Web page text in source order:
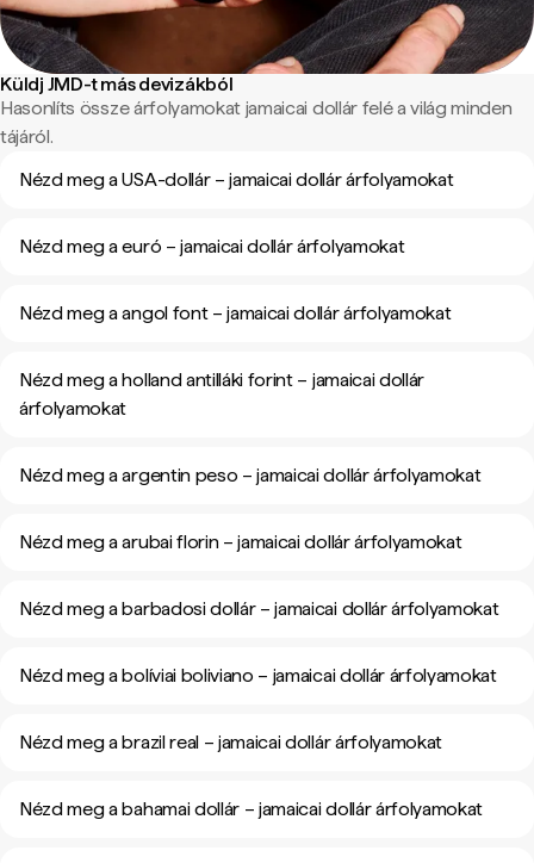
Küldj JMD-t más devizákból
Hasonlíts össze árfolyamokat jamaicai dollár felé a világ minden
tájáról.
Nézd meg a USA-dollár – jamaicai dollár árfolyamokat
Nézd meg a euró – jamaicai dollár árfolyamokat
Nézd meg a angol font – jamaicai dollár árfolyamokat
Nézd meg a holland antilláki forint – jamaicai dollár
árfolyamokat
Nézd meg a argentin peso – jamaicai dollár árfolyamokat
Nézd meg a arubai florin – jamaicai dollár árfolyamokat
Nézd meg a barbadosi dollár – jamaicai dollár árfolyamokat
Nézd meg a bolíviai boliviano – jamaicai dollár árfolyamokat
Nézd meg a brazil real – jamaicai dollár árfolyamokat
Nézd meg a bahamai dollár – jamaicai dollár árfolyamokat